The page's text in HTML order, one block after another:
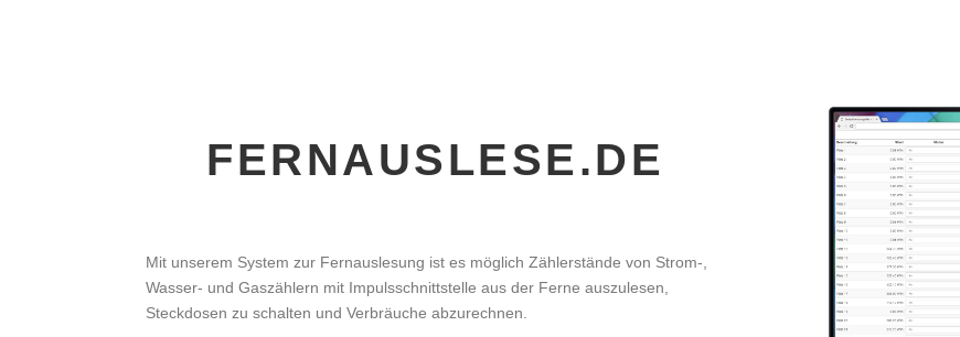
FERNAUSLESE.DE
Mit unserem System zur Fernauslesung ist es möglich Zählerstände von Strom-,
Wasser- und Gaszählern mit Impulsschnittstelle aus der Ferne auszulesen,
Steckdosen zu schalten und Verbräuche abzurechnen.